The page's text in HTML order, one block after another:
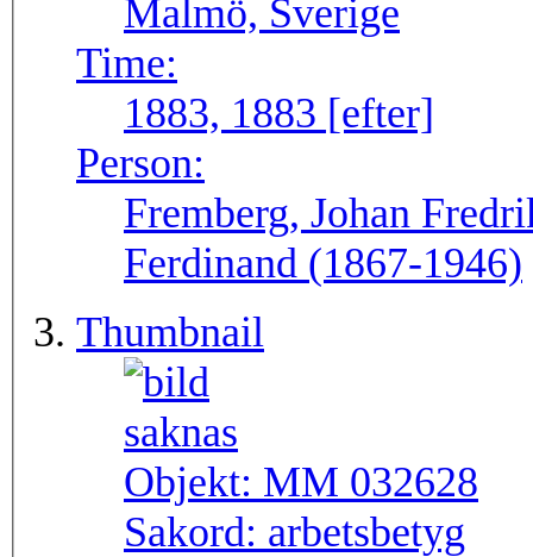
Malmö, Sverige
Time:
1883, 1883 [efter]
Person:
Fremberg, Johan
Ferdinand (1867-1946)
Thumbnail
Objekt: MM 032628
Sakord: arbetsbetyg